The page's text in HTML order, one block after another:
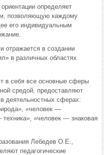
определяет
позволяющую каждому
его индивидуальным
отражается в создании
в различных областях
в себя все основные сферы
средой, предоставляют
деятельностных сферах:
«человек —
«человек — знаковая
Лебедев О.Е.,
педагогические